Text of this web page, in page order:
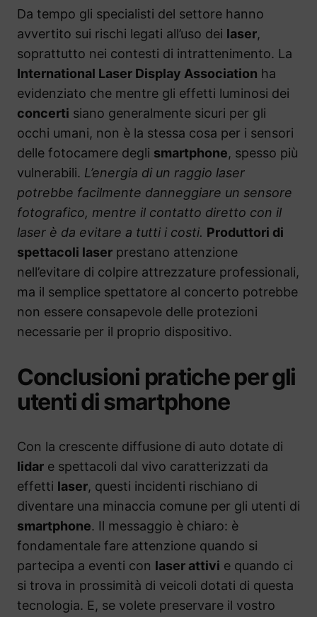
Da tempo gli specialisti del settore hanno
avvertito sui rischi legati all’uso dei laser,
soprattutto nei contesti di intrattenimento. La
International Laser Display Association ha
evidenziato che mentre gli effetti luminosi dei
concerti siano generalmente sicuri per gli
occhi umani, non è la stessa cosa per i sensori
delle fotocamere degli smartphone, spesso più
vulnerabili. L’energia di un raggio laser
potrebbe facilmente danneggiare un sensore
fotografico, mentre il contatto diretto con il
laser è da evitare a tutti i costi. Produttori di
spettacoli laser prestano attenzione
nell’evitare di colpire attrezzature professionali,
ma il semplice spettatore al concerto potrebbe
non essere consapevole delle protezioni
necessarie per il proprio dispositivo.
Conclusioni pratiche per gli
utenti di smartphone
Con la crescente diffusione di auto dotate di
lidar e spettacoli dal vivo caratterizzati da
effetti laser, questi incidenti rischiano di
diventare una minaccia comune per gli utenti di
smartphone. Il messaggio è chiaro: è
fondamentale fare attenzione quando si
partecipa a eventi con laser attivi e quando ci
si trova in prossimità di veicoli dotati di questa
tecnologia. E, se volete preservare il vostro